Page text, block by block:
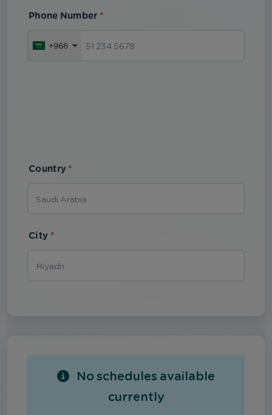
Phone Number*
+966
Country*
City*
No schedules available
currently